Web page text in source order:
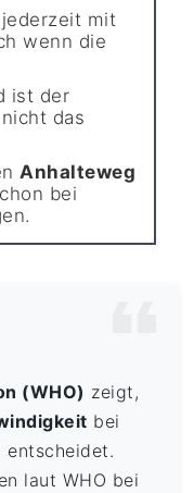
mit
wenn die
ist der
das
Anhalteweg
bei
(WHO) zeigt,
bei
entscheidet.
laut WHO bei